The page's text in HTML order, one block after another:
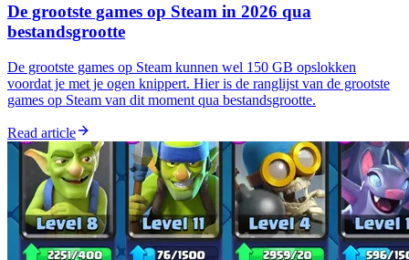
De grootste games op Steam in 2026 qua
bestandsgrootte
De grootste games op Steam kunnen wel 150 GB opslokken
voordat je met je ogen knippert. Hier is de ranglijst van de grootste
games op Steam van dit moment qua bestandsgrootte.
Read article